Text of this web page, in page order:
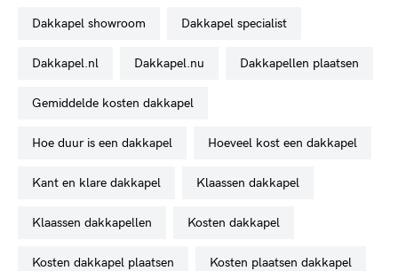
dakkapel showroom dakkapel specialist
dakkapel.nl dakkapel.nu dakkapellen plaatsen
gemiddelde kosten dakkapel
hoe duur is een dakkapel hoeveel kost een dakkapel
kant en klare dakkapel klaassen dakkapel
klaassen dakkapellen kosten dakkapel
kosten dakkapel plaatsen kosten plaatsen dakkapel